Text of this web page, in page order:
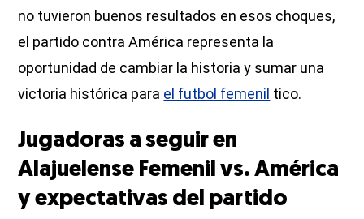
no tuvieron buenos resultados en esos choques,
el partido contra América representa la
oportunidad de cambiar la historia y sumar una
victoria histórica para el futbol femenil tico.
Jugadoras a seguir en
Alajuelense Femenil vs. América
y expectativas del partido